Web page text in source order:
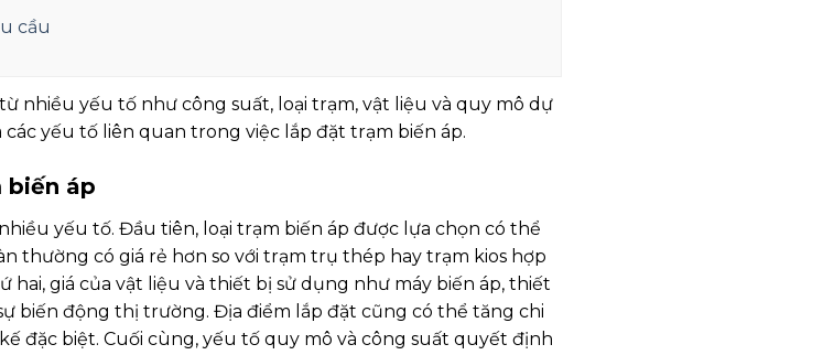
cầu
nhiều yếu tố như công suất, loại trạm, vật liệu và quy mô dự
các yếu tố liên quan trong việc lắp đặt trạm biến áp.
biến áp
yếu tố. Đầu tiên, loại trạm biến áp được lựa chọn có thể
thường có giá rẻ hơn so với trạm trụ thép hay trạm kios hợp
hai, giá của vật liệu và thiết bị sử dụng như máy biến áp, thiết
biến động thị trường. Địa điểm lắp đặt cũng có thể tăng chi
đặc biệt. Cuối cùng, yếu tố quy mô và công suất quyết định